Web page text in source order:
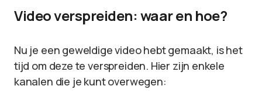
Video verspreiden: waar en hoe?
Nu je een geweldige video hebt gemaakt, is het
tijd om deze te verspreiden. Hier zijn enkele
kanalen die je kunt overwegen: